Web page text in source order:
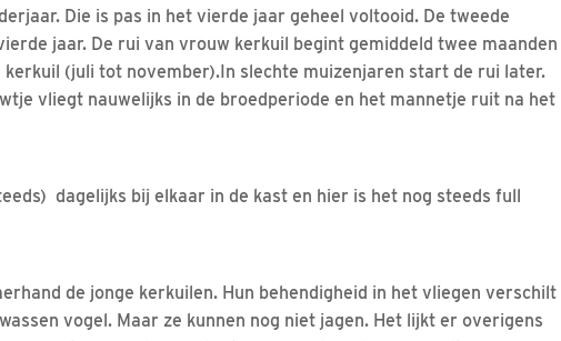
Die is pas in het vierde jaar geheel voltooid. De tweede
jaar. De rui van vrouw kerkuil begint gemiddeld twee maanden
(juli tot november).In slechte muizenjaren start de rui later.
vliegt nauwelijks in de broedperiode en het mannetje ruit na het
dagelijks bij elkaar in de kast en hier is het nog steeds full
de jonge kerkuilen. Hun behendigheid in het vliegen verschilt
vogel. Maar ze kunnen nog niet jagen. Het lijkt er overigens